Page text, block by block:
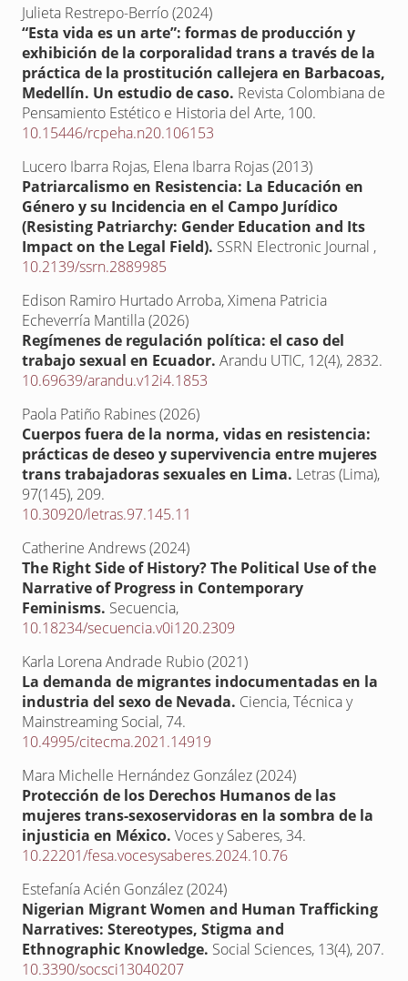
Julieta Restrepo-Berrío (2024)
“Esta vida es un arte”: formas de producción y
exhibición de la corporalidad trans a través de la
práctica de la prostitución callejera en Barbacoas,
Medellín. Un estudio de caso. Revista Colombiana de
Pensamiento Estético e Historia del Arte, 100.
10.15446/rcpeha.n20.106153
Lucero Ibarra Rojas, Elena Ibarra Rojas (2013)
Patriarcalismo en Resistencia: La Educación en
Género y su Incidencia en el Campo Jurídico
(Resisting Patriarchy: Gender Education and Its
Impact on the Legal Field). SSRN Electronic Journal ,
10.2139/ssrn.2889985
Edison Ramiro Hurtado Arroba, Ximena Patricia
Echeverría Mantilla (2026)
Regímenes de regulación política: el caso del
trabajo sexual en Ecuador.Arandu UTIC, 12(4), 2832.
10.69639/arandu.v12i4.1853
Paola Patiño Rabines (2026)
Cuerpos fuera de la norma, vidas en resistencia:
prácticas de deseo y supervivencia entre mujeres
trans trabajadoras sexuales en Lima. Letras (Lima),
97(145), 209.
10.30920/letras.97.145.11
Catherine Andrews (2024)
The Right Side of History? The Political Use of the
Narrative of Progress in Contemporary
Feminisms. Secuencia,
10.18234/secuencia.v0i120.2309
Karla Lorena Andrade Rubio (2021)
La demanda de migrantes indocumentadas en la
industria del sexo de Nevada. Ciencia, Técnica y
Mainstreaming Social, 74.
10.4995/citecma.2021.14919
Mara Michelle Hernández González (2024)
Protección de los Derechos Humanos de las
mujeres trans-sexoservidoras en la sombra de la
injusticia en México.Voces y Saberes, 34.
10.22201/fesa.vocesysaberes.2024.10.76
Estefanía Acién González (2024)
Nigerian Migrant Women and Human Trafficking
Narratives: Stereotypes, Stigma and
Ethnographic Knowledge. Social Sciences, 13(4), 207.
10.3390/socsci13040207